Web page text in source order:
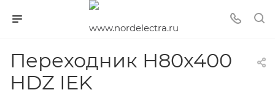
Переходник Н80х400
HDZ IEK